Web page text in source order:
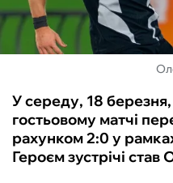
БУКМЕКЕРИ
У середу, 18
гостьовому матчі
рахунком 2:0 у
Героєм зустрічі став